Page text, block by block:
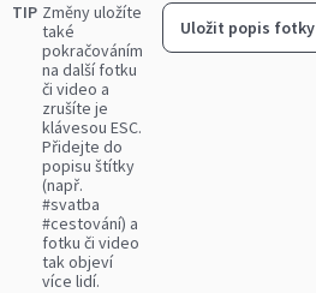
TIP Změny uložíte
také
pokračováním
na další fotku
či video a
zrušíte je
klávesou ESC.
Přidejte do
popisu štítky
(např.
#svatba
#cestování) a
fotku či video
tak objeví
více lidí.
Uložit popis fotky